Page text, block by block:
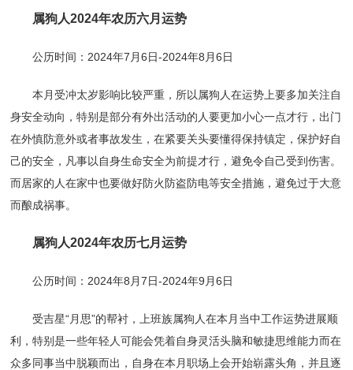
属狗人2024年农历六月运势
公历时间：2024年7月6日-2024年8月6日
本月受冲太岁影响比较严重，所以属狗人在运势上要多加关注自
身安全动向，特别是部分有外出活动的人要更加小心一点才行，出门
在外慎防意外或者事故发生，在紧要关头要懂得保持镇定，保护好自
己的安全，凡事以自身生命安全为前提才行，避免令自己受到伤害。
而居家的人在家中也要做好防火防盗防电等安全措施，避免过于大意
而酿成祸事。
属狗人2024年农历七月运势
公历时间：2024年8月7日-2024年9月6日
受吉星“月思”的帮衬，上班族属狗人在本月当中工作运势进展顺
利，特别是一些年轻人可能会凭着自身灵活头脑和敏捷思维能力而在
众多同事当中脱颖而出，自身在本月职场上会开始崭露头角，并且逐